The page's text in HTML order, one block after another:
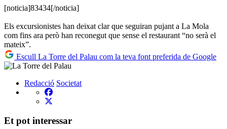
[noticia]83434[/noticia]
Els excursionistes han deixat clar que seguiran pujant a La Mola
com fins ara però han reconegut que sense el restaurant “no serà el
mateix”.
Escull La Torre del Palau com la teva font preferida de Google
Redacció Societat
Et pot interessar